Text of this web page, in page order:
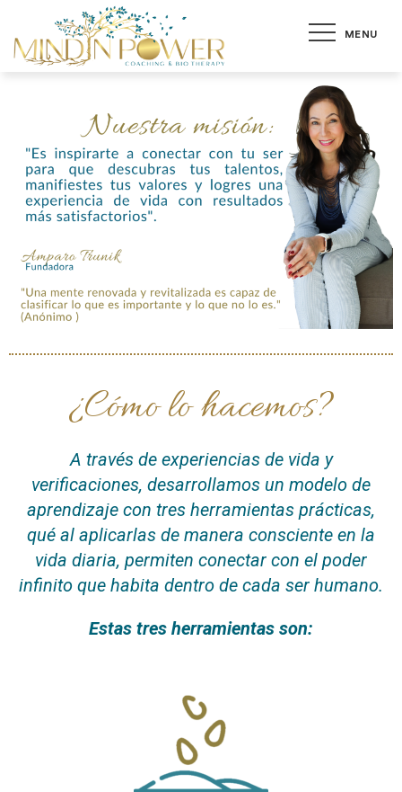
MENU
Mind in
Power Latam
Sana tu vida por medio
¿Cómo lo hacemos?
A través de experiencias de vida y
verificaciones, desarrollamos un modelo de
aprendizaje con tres herramientas prácticas,
qué al aplicarlas de manera consciente en la
vida diaria, permiten conectar con el poder
infinito que habita dentro de cada ser humano.
Estas tres herramientas son: